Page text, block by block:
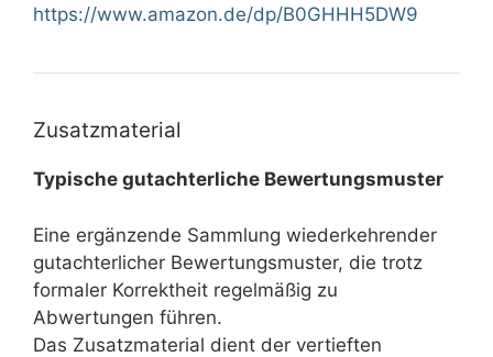
https://www.amazon.de/dp/B0GHHH5DW9
Zusatzmaterial
Typische gutachterliche Bewertungsmuster
Eine ergänzende Sammlung wiederkehrender
gutachterlicher Bewertungsmuster, die trotz
formaler Korrektheit regelmäßig zu
Abwertungen führen.
Das Zusatzmaterial dient der vertieften